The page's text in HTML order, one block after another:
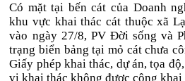
Có mặt tại bến cát của Doanh
khu vực khai thác cát thuộc xã
vào ngày 27/8, PV Đời sống và
trạng biển bảng tại mỏ cát chưa
Giấy phép khai thác, dự án, tọa
vi khai thác không được công